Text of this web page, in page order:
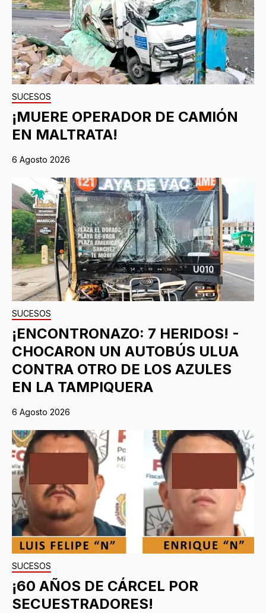
SUCESOS
¡MUERE OPERADOR DE CAMIÓN
EN MALTRATA!
6 Agosto 2026
SUCESOS
¡ENCONTRONAZO: 7 HERIDOS! -
CHOCARON UN AUTOBÚS ULUA
CONTRA OTRO DE LOS AZULES
EN LA TAMPIQUERA
6 Agosto 2026
SUCESOS
¡60 AÑOS DE CÁRCEL POR
SECUESTRADORES!